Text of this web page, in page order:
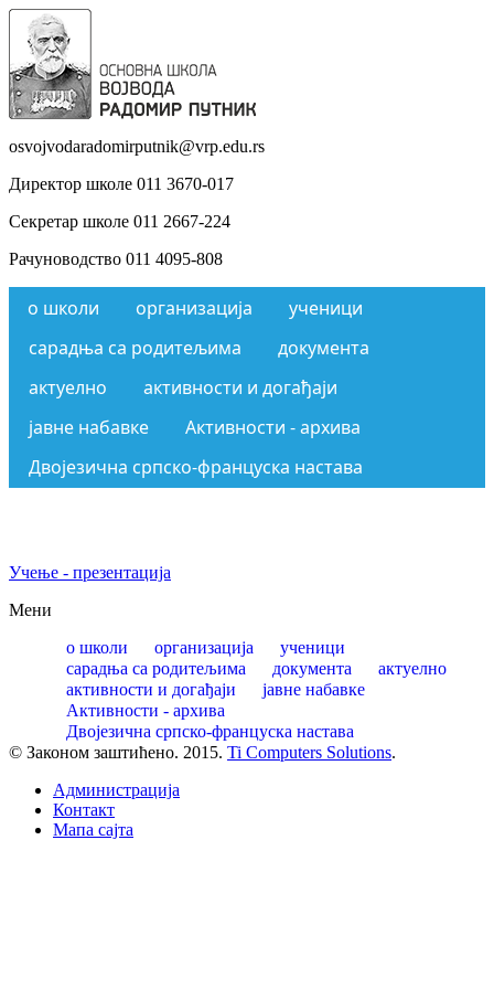
osvojvodaradomirputnik@vrp.edu.rs
Директор школе 011 3670-017
Секретар школе 011 2667-224
Рачуноводство 011 4095-808
о школи организација
ученици
сарадња са родитељима
документа
актуелно
активности и догађаји
јавне набавке
Активности - архива
Двојезична српско-француска настава
Учење - презентација
Мени
о школи
организација
ученици
сарадња са родитељима
документа
актуелно
активности и догађаји
јавне набавке
Активности - архива
Двојезична српско-француска настава
© Законом заштићено. 2015. Ti Computers Solutions.
Администрација
Контакт
Mапа сајта